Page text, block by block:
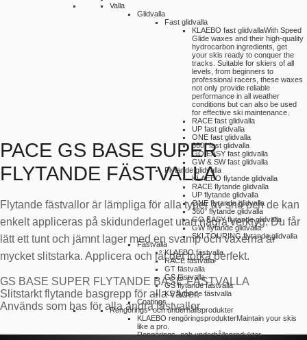
Valla
Glidvalla
Fast glidvalla
KLAEBO fast glidvallaWith Speed
Glide waxes and their high-quality
hydrocarbon ingredients, get
your skis ready to conquer the
tracks. Suitable for skiers of all
levels, from beginners to
professional racers, these waxes
not only provide reliable
performance in all weather
conditions but can also be used
for effective ski maintenance.
RACE fast glidvalla
UP fast glidvalla
ONE fast glidvalla
360° fast glidvalla
GO EASY fast glidvalla
GW & SW fast glidvalla
Flytande glidvalla
KLAEBO flytande glidvalla
RACE flytande glidvalla
UP flytande glidvalla
ONE flytande glidvalla
360° flytande glidvalla
GO EASY flytande glidvalla
GW flytande glidvalla
SKI TOURING flytande glidvalla
Fästvalla
KLAEBO fästvalla
RACE fästvalla
GT fästvalla
GS fästvalla
GS flytande fästvalla
KS flytande fästvalla
Coatings
Rengörings- och underhållsprodukter
KLAEBO rengöringsprodukterMaintain your skis
like a pro.
Rengörings- och underhållsprodukter
PACE GS BASE SUPER
FLYTANDE FÄSTVALLA
Flytande fästvallor är lämpliga för alla typer av snö och de kan
enkelt appliceras på skidunderlaget utan några verktyg. Du får
lätt ett tunt och jämnt lager med en svamp och vaxerna är
mycket slitstarka. Applicera och låt det torka perfekt.
GS BASE SUPER FLYTANDE BASE FÄSTVALLA
Slitstarkt flytande basgrepp för alla väder.
Används som bas för alla andra fästvallor.